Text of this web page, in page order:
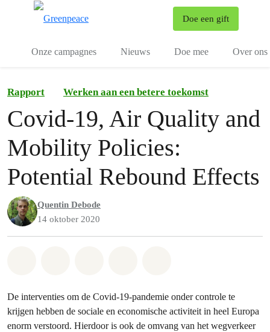
Doe een gift
Onze campagnes Nieuws Doe mee Over ons
Rapport Werken aan een betere toekomst
Covid-19, Air Quality and
Mobility Policies:
Potential Rebound Effects
Quentin Debode
14 oktober 2020
De interventies om de Covid-19-pandemie onder controle te
krijgen hebben de sociale en economische activiteit in heel Europa
enorm verstoord. Hierdoor is ook de omvang van het wegverkeer